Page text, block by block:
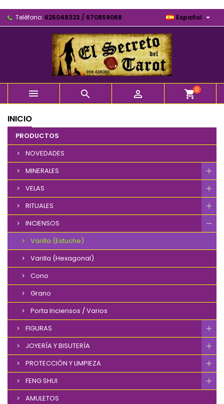
Teléfono: 625048323 / 670859068 Español 
   shopping_cart0
INICIO
PRODUCTOS
NOVEDADES
MINERALES
VELAS
RITUALES
INCIENSOS
Varilla (Estuche)
Varilla (Hexagonal)
Cono
Grano
Porta Inciensos / Varios
FIGURAS
JOYERÍA Y BISUTERÍA
PROTECCIÓN Y LIMPIEZA
FENG SHUI
AMULETOS